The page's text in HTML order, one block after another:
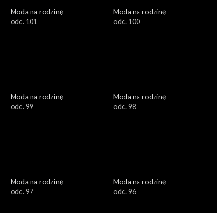
Moda na rodzinę
odc. 101
Moda na rodzinę
odc. 100
Moda na rodzinę
odc. 99
Moda na rodzinę
odc. 98
Moda na rodzinę
odc. 97
Moda na rodzinę
odc. 96